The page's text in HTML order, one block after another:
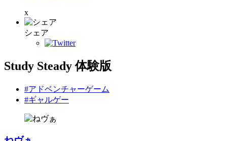
x
シェア
Study Steady 体験版
#アドベンチャーゲーム
#ギャルゲー